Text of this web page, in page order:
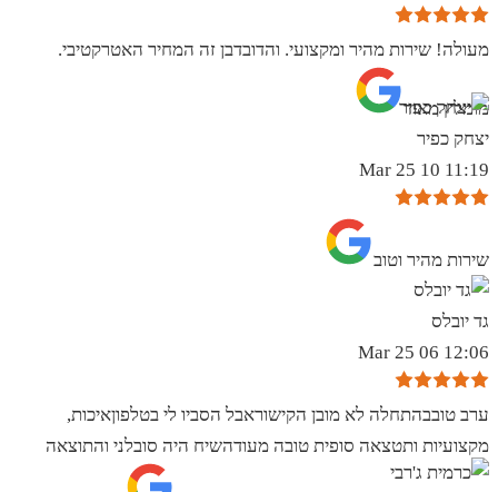
מעולה! שירות מהיר ומקצועי. והדובדבן זה המחיר האטרקטיבי.
מומלץ מאוד
יצחק כפיר
11:19 10 Mar 25
שירות מהיר וטוב
גד יובלס
12:06 06 Mar 25
ערב טובבהתחלה לא מובן הקישוראבל הסביו לי בטלפוןאיכות,
מקצועיות ותטצאה סופית טובה מעודהשיח היה סובלני והתוצאה